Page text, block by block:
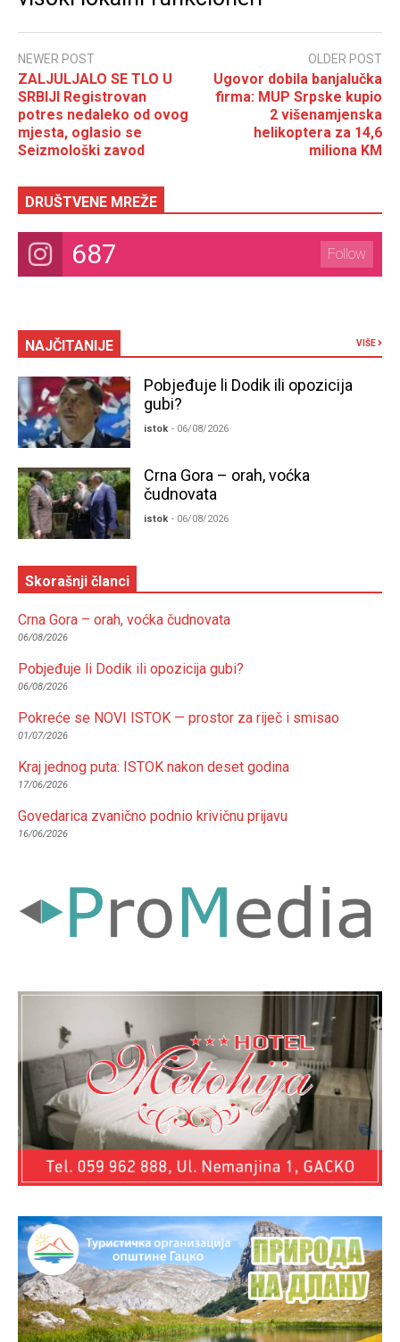
NEWER POST
ZALJULJALO SE TLO U
SRBIJI Registrovan
potres nedaleko od ovog
mjesta, oglasio se
Seizmološki zavod
OLDER POST
Ugovor dobila banjalučka
firma: MUP Srpske kupio
2 višenamjenska
helikoptera za 14,6
miliona KM
DRUŠTVENE MREŽE
687 Follow
NAJČITANIJE VIŠE
Pobjeđuje li Dodik ili opozicija
gubi?
istok - 06/08/2026
Crna Gora – orah, voćka
čudnovata
istok - 06/08/2026
Skorašnji članci
Crna Gora – orah, voćka čudnovata
06/08/2026
Pobjeđuje li Dodik ili opozicija gubi?
06/08/2026
Pokreće se NOVI ISTOK — prostor za riječ i smisao
01/07/2026
Kraj jednog puta: ISTOK nakon deset godina
17/06/2026
Govedarica zvanično podnio krivičnu prijavu
16/06/2026